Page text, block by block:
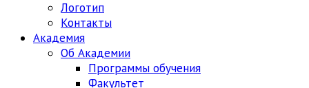
Логотип
Контакты
Академия
Об Академии
Программы обучения
Факультет